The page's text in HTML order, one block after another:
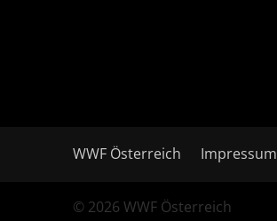
WWF Österreich Impressum
© 2026 WWF Österreich